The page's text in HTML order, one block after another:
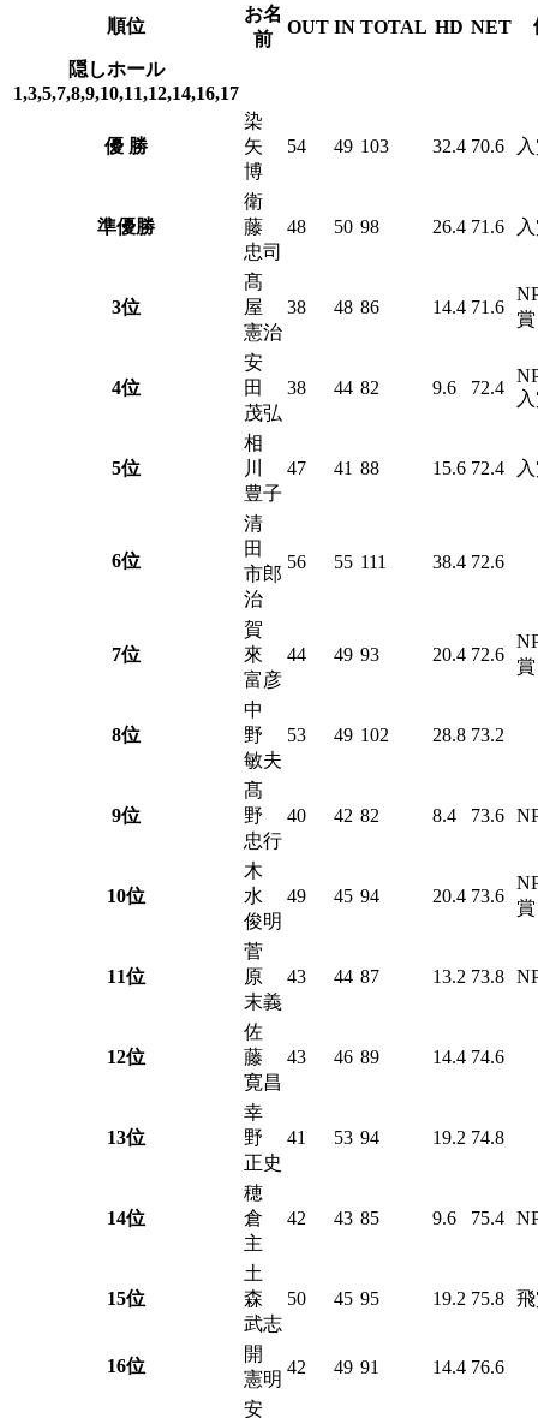
順位
お名
前
OUT IN TOTAL HD NET
隠しホール
1,3,5,7,8,9,10,11,12,14,16,17
優 勝
染
矢
博
54 49 103 32.4 70.6
準優勝
衛
藤
忠司
48 50 98 26.4 71.6
3位
髙
屋
憲治
38 48 86 14.4 71.6
賞
4位
安
田
茂弘
38 44 82 9.6 72.4
5位
相
川
豊子
47 41 88 15.6 72.4
6位
清
田
市郎
治
56 55 111 38.4 72.6
7位
賀
來
富彦
44 49 93 20.4 72.6
賞
8位
中
野
敏夫
53 49 102 28.8 73.2
9位
髙
野
忠行
40 42 82 8.4 73.6
10位
木
水
俊明
49 45 94 20.4 73.6
賞
11位
菅
原
末義
43 44 87 13.2 73.8
12位
佐
藤
寛昌
43 46 89 14.4 74.6
13位
幸
野
正史
41 53 94 19.2 74.8
14位
穂
倉
主
42 43 85 9.6 75.4
15位
土
森
武志
50 45 95 19.2 75.8
16位
開
憲明
42 49 91 14.4 76.6
安